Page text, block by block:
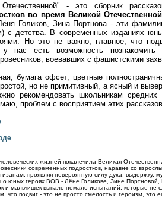
- это сборник
во время Великой
Голиков, Зина Портнова - эти
с детства. В современных изданиях
Но это не важно; главное, что
нас есть возможность
воевавших с фашистскими
бумага офсет, цветные
но не примитивный, а ясный и
рекомендовать школьникам
проблем с восприятием этих рассказов
жизней покалечила Великая
современных подростков, наравне со
проявляя невероятную силу духа, выдержку,
о юных героях ВОВ - Лёне Голикове, Зине
и мальчишек выпало немало испытаний, которые не
что подвиг - это не просто смелость и героизм,